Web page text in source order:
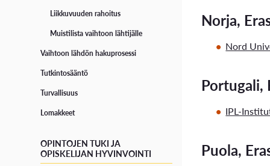
Liikkuvuuden rahoitus
Muistilista vaihtoon lähtijälle
Vaihtoon lähdön hakuprosessi
Tutkintosääntö
Turvallisuus
Lomakkeet
OPINTOJEN TUKI JA
OPISKELIJAN HYVINVOINTI
Norja,
Nord
Portugali,
IPL-
Puola,